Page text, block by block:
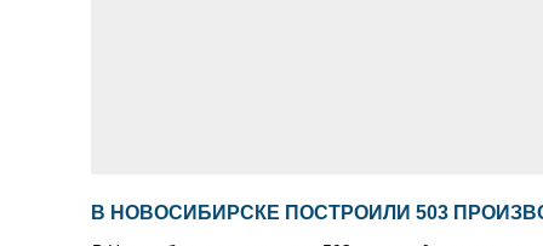
В НОВОСИБИРСКЕ ПОСТРОИЛИ 503